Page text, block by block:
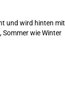
und wird hinten mit
wie Winter